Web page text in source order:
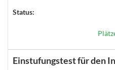
Status:
Einstufungstest für den